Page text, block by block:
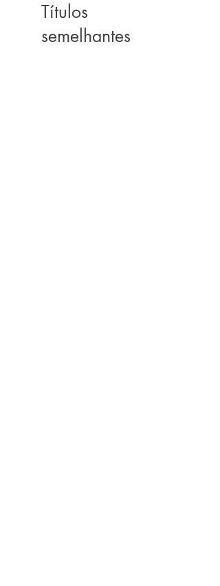
Títulos
semelhantes